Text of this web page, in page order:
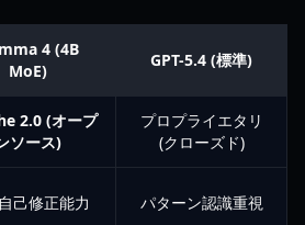
4 (4B
MoE)
GPT-5.4 (標準)
2.0 (オープ
ソース)
プロプライエタリ
(クローズド)
己修正能力 パターン認識重視